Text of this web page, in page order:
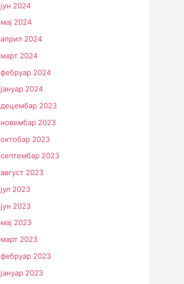
јун 2024
мај 2024
април 2024
март 2024
фебруар 2024
јануар 2024
децембар 2023
новембар 2023
октобар 2023
септембар 2023
август 2023
јул 2023
јун 2023
мај 2023
март 2023
фебруар 2023
јануар 2023